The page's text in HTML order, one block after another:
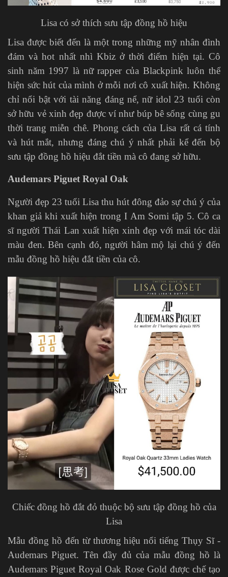
Lisa có sở thích sưu tập đồng hồ hiệu
Lisa được biết đến là một trong những mỹ nhân đình
đám và hot nhất nhì Kbiz ở thời điểm hiện tại. Cô
sinh năm 1997 là nữ rapper của Blackpink luôn thể
hiện sức hút của mình ở mỗi nơi cô xuất hiện. Không
chỉ nổi bật với tài năng đáng nể, nữ idol 23 tuổi còn
sở hữu vẻ xinh đẹp được ví như búp bê sống cùng gu
thời trang miễn chê. Phong cách của Lisa rất cá tính
và hút mắt, nhưng đáng chú ý nhất phải kể đến bộ
sưu tập đồng hồ hiệu đắt tiền mà cô đang sở hữu.
Audemars Piguet Royal Oak
Người đẹp 23 tuổi Lisa thu hút đông đảo sự chú ý của
khan giả khi xuất hiện trong I Am Somi tập 5. Cô ca
sĩ người Thái Lan xuất hiện xinh đẹp với mái tóc dài
màu đen. Bên cạnh đó, người hâm mộ lại chú ý đến
mẫu đồng hồ hiệu đắt tiền của cô.
Chiếc đồng hồ đắt đỏ thuộc bộ sưu tập đồng hồ của
Lisa
Mẫu đồng hồ đến từ thương hiệu nổi tiếng Thụy Sĩ -
Audemars Piguet. Tên đầy đủ của mẫu đồng hồ là
Audemars Piguet Royal Oak Rose Gold được chế tạo